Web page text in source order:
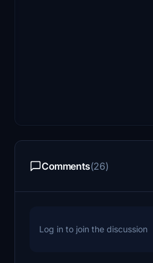
Comments(26)
Log in to join the discussion